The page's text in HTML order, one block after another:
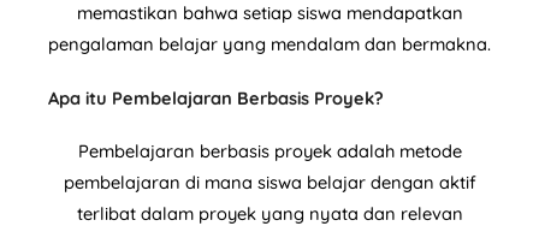
memastikan bahwa setiap siswa mendapatkan
pengalaman belajar yang mendalam dan bermakna.
Apa itu Pembelajaran Berbasis Proyek?
Pembelajaran berbasis proyek adalah metode
pembelajaran di mana siswa belajar dengan aktif
terlibat dalam proyek yang nyata dan relevan